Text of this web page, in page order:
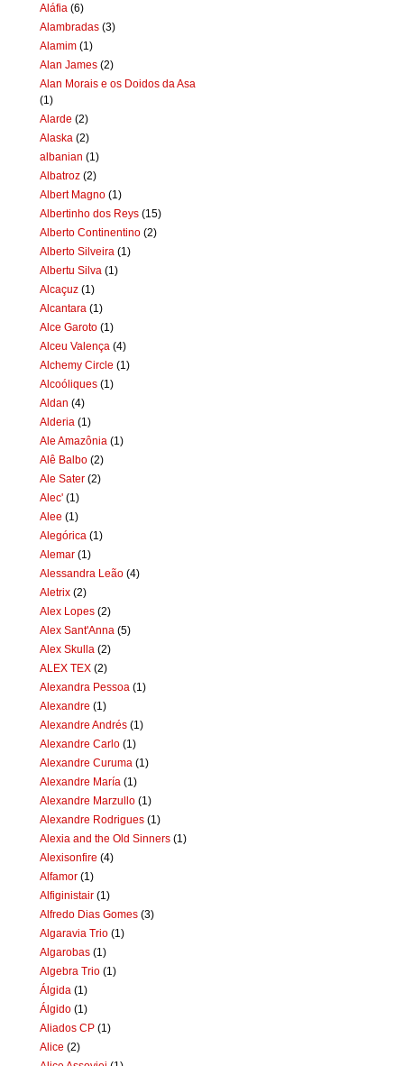
Aláfia (6)
Alambradas (3)
Alamim (1)
Alan James (2)
Alan Morais e os Doidos da Asa
(1)
Alarde (2)
Alaska (2)
albanian (1)
Albatroz (2)
Albert Magno (1)
Albertinho dos Reys (15)
Alberto Continentino (2)
Alberto Silveira (1)
Albertu Silva (1)
Alcaçuz (1)
Alcantara (1)
Alce Garoto (1)
Alceu Valença (4)
Alchemy Circle (1)
Alcoóliques (1)
Aldan (4)
Alderia (1)
Ale Amazônia (1)
Alê Balbo (2)
Ale Sater (2)
Alec' (1)
Alee (1)
Alegórica (1)
Alemar (1)
Alessandra Leão (4)
Aletrix (2)
Alex Lopes (2)
Alex Sant'Anna (5)
Alex Skulla (2)
ALEX TEX (2)
Alexandra Pessoa (1)
Alexandre (1)
Alexandre Andrés (1)
Alexandre Carlo (1)
Alexandre Curuma (1)
Alexandre María (1)
Alexandre Marzullo (1)
Alexandre Rodrigues (1)
Alexia and the Old Sinners (1)
Alexisonfire (4)
Alfamor (1)
Alfiginistair (1)
Alfredo Dias Gomes (3)
Algaravia Trio (1)
Algarobas (1)
Algebra Trio (1)
Álgida (1)
Álgido (1)
Aliados CP (1)
Alice (2)